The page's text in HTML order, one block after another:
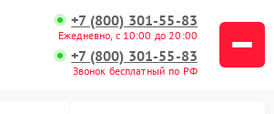
+7 (800) 301-55-83
Ежедневно, с 10:00 до 20:00
+7 (800) 301-55-83
Звонок бесплатный по РФ